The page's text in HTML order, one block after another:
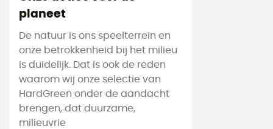
planeet
De natuur is ons speelterrein en
onze betrokkenheid bij het milieu
is duidelijk. Dat is ook de reden
waarom wij onze selectie van
HardGreen onder de aandacht
brengen, dat duurzame,
milieuvrie